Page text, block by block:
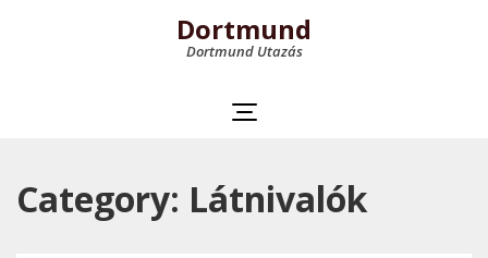
Dortmund
Dortmund Utazás
Category: Látnivalók